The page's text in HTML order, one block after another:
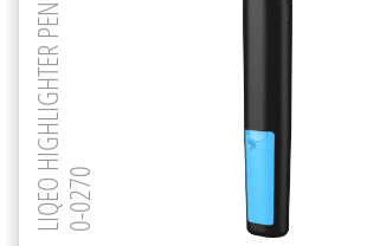
LIQEO HIGHLIGHTER PEN0-0270